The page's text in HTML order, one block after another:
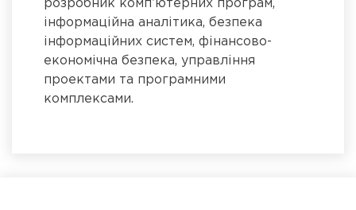
розробник комп’ютерних програм,
інформаційна аналітика, безпека
інформаційних систем, фінансово-
економічна безпека, управління
проектами та програмними
комплексами.